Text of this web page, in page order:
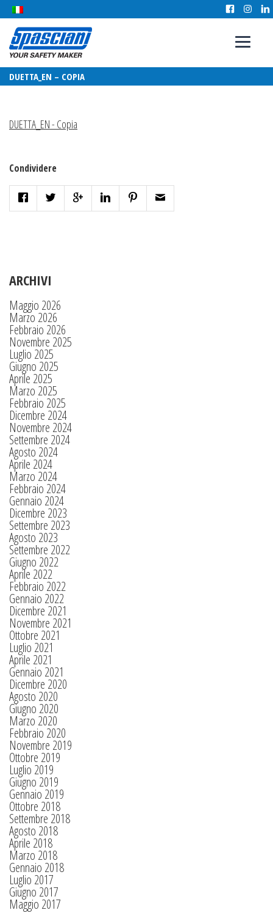
DUETTA_EN – COPIA
DUETTA_EN - Copia
Condividere
ARCHIVI
Maggio 2026
Marzo 2026
Febbraio 2026
Novembre 2025
Luglio 2025
Giugno 2025
Aprile 2025
Marzo 2025
Febbraio 2025
Dicembre 2024
Novembre 2024
Settembre 2024
Agosto 2024
Aprile 2024
Marzo 2024
Febbraio 2024
Gennaio 2024
Dicembre 2023
Settembre 2023
Agosto 2023
Settembre 2022
Giugno 2022
Aprile 2022
Febbraio 2022
Gennaio 2022
Dicembre 2021
Novembre 2021
Ottobre 2021
Luglio 2021
Aprile 2021
Gennaio 2021
Dicembre 2020
Agosto 2020
Giugno 2020
Marzo 2020
Febbraio 2020
Novembre 2019
Ottobre 2019
Luglio 2019
Giugno 2019
Gennaio 2019
Ottobre 2018
Settembre 2018
Agosto 2018
Aprile 2018
Marzo 2018
Gennaio 2018
Luglio 2017
Giugno 2017
Maggio 2017